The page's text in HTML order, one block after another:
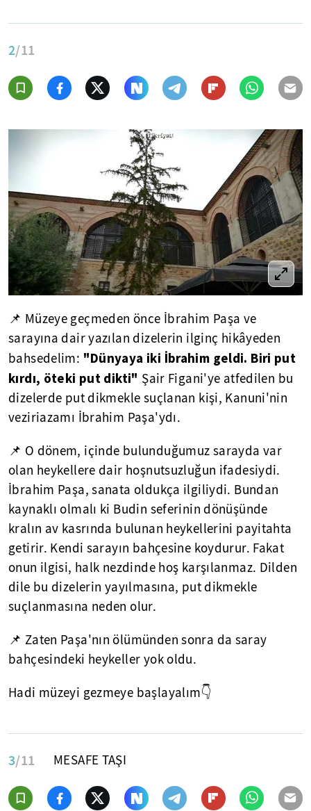
2/11
📌 Müzeye geçmeden önce İbrahim Paşa ve
sarayına dair yazılan dizelerin ilginç hikâyeden
bahsedelim: "Dünyaya iki İbrahim geldi. Biri put
kırdı, öteki put dikti" Şair Figani'ye atfedilen bu
dizelerde put dikmekle suçlanan kişi, Kanuni'nin
veziriazamı İbrahim Paşa'ydı.
📌 O dönem, içinde bulunduğumuz sarayda var
olan heykellere dair hoşnutsuzluğun ifadesiydi.
İbrahim Paşa, sanata oldukça ilgiliydi. Bundan
kaynaklı olmalı ki Budin seferinin dönüşünde
kralın av kasrında bulunan heykellerini payitahta
getirir. Kendi sarayın bahçesine koydurur. Fakat
onun ilgisi, halk nezdinde hoş karşılanmaz. Dilden
dile bu dizelerin yayılmasına, put dikmekle
suçlanmasına neden olur.
📌 Zaten Paşa'nın ölümünden sonra da saray
bahçesindeki heykeller yok oldu.
Hadi müzeyi gezmeye başlayalım👇
3/11 MESAFE TAŞI